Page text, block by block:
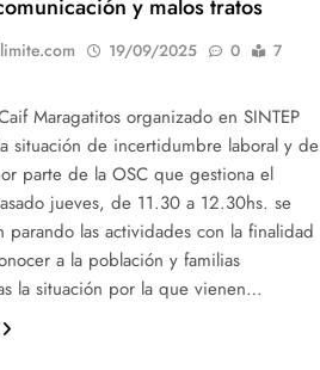
y malos tratos
19/09/2025 0
7
Maragatitos organizado en SINTEP
situación de incertidumbre laboral y de
parte de la OSC que gestiona el
jueves, de 11.30 a 12.30hs. se
parando las actividades con la finalidad
a la población y familias
la situación por la que vienen…